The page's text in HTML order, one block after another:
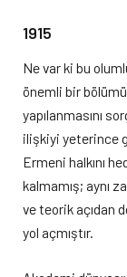
1915
Ne var ki bu
önemli bir
yapılanmasını
ilişkiyi yeterince
Ermeni halkını
kalmamış; aynı
ve teorik açıdan
yol açmıştır.